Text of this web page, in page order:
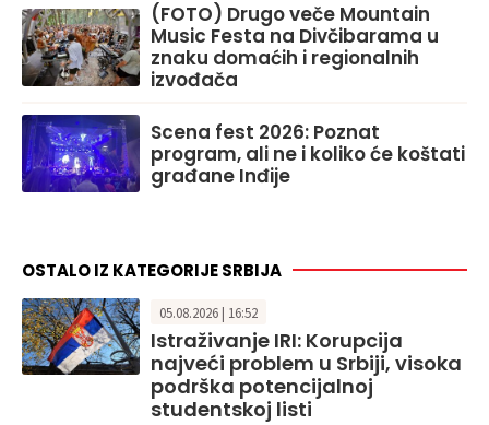
(FOTO) Drugo veče Mountain
Music Festa na Divčibarama u
znaku domaćih i regionalnih
izvođača
Scena fest 2026: Poznat
program, ali ne i koliko će koštati
građane Inđije
OSTALO IZ KATEGORIJE SRBIJA
05.08.2026 | 16:52
Istraživanje IRI: Korupcija
najveći problem u Srbiji, visoka
podrška potencijalnoj
studentskoj listi